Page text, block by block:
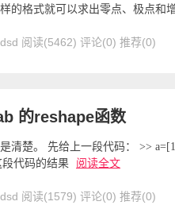
的格式就可以求出零点、极点和
阅读(5462) 评论(0) 推荐(0)
的reshape函数
清楚。 先给上一段代码： >>
段代码的结果
阅读全文
阅读(1579) 评论(0) 推荐(0)